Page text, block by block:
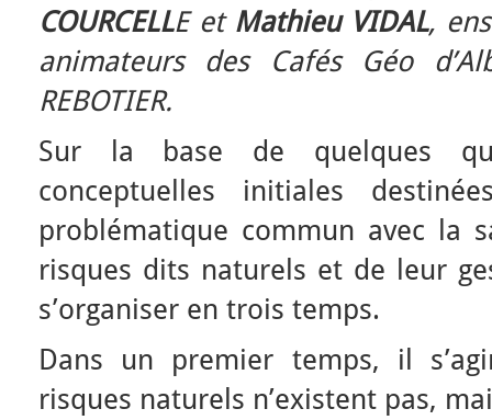
COURCELLE etMathieu VIDAL,
animateurs des Cafés Géo
REBOTIER.
Sur la base de quelques
conceptuelles initiales
problématique commun avec la
risques dits naturels et de leur
s’organiser en trois temps.
Dans un premier temps, il
risques naturels n’existent pas,